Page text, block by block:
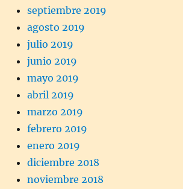
septiembre 2019
agosto 2019
julio 2019
junio 2019
mayo 2019
abril 2019
marzo 2019
febrero 2019
enero 2019
diciembre 2018
noviembre 2018